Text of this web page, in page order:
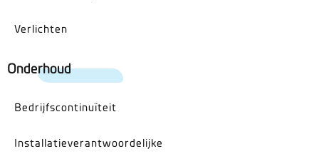
Verlichten
Onderhoud
Bedrijfscontinuïteit
Installatieverantwoordelijke